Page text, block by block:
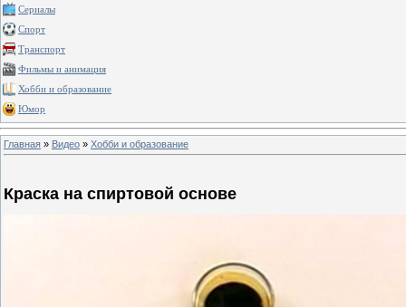
Сериалы
Спорт
Транспорт
Фильмы и анимация
Хобби и образование
Юмор
Главная » Видео » Хобби и образование
Краска на спиртовой основе